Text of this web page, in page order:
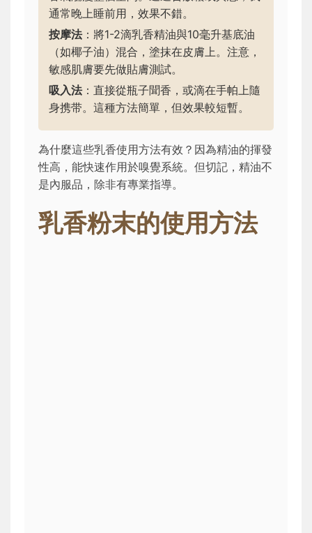
通常晚上睡前用，效果不錯。
按摩法：將1-2滴乳香精油與10毫升基底油
（如椰子油）混合，塗抹在皮膚上。注意，
敏感肌膚要先做貼膚測試。
吸入法：直接從瓶子聞香，或滴在手帕上隨
身携带。這種方法簡單，但效果較短暫。
為什麼這些乳香使用方法有效？因為精油的揮發
性高，能快速作用於嗅覺系統。但切記，精油不
是內服品，除非有專業指導。
乳香粉末的使用方法